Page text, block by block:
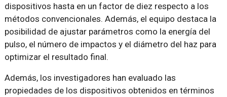
dispositivos hasta en un factor de diez respecto a los
métodos convencionales. Además, el equipo destaca la
posibilidad de ajustar parámetros como la energía del
pulso, el número de impactos y el diámetro del haz para
optimizar el resultado final.
Además, los investigadores han evaluado las
propiedades de los dispositivos obtenidos en términos